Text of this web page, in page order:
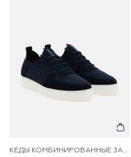
КЕДЫ КОМБИНИРОВАННЫЕ ЗАМШЕВЫЕ